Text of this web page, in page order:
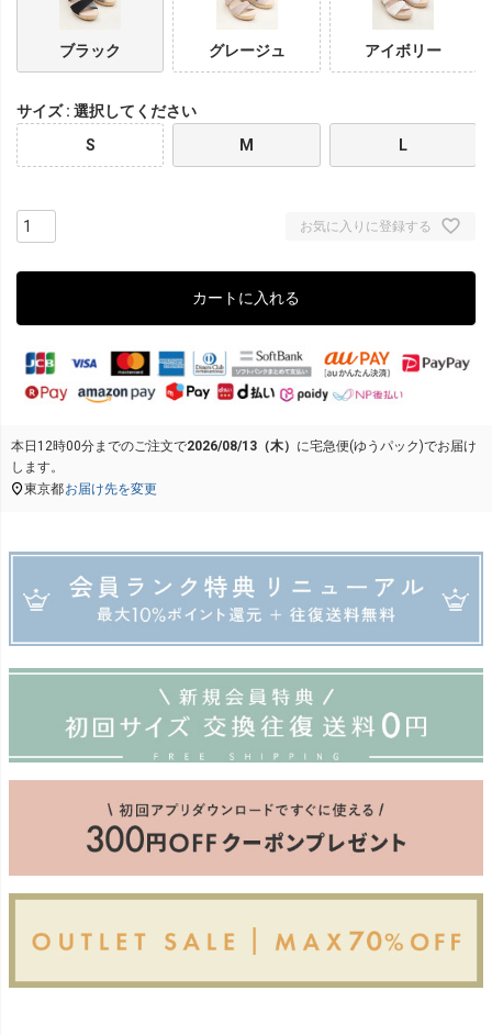
ブラック グレージュ アイボリー
サイズ
選択してください
S
M L
お気に入りに登録する
カートに入れる
本日 12時00分までのご注文で2026/08/13（木） に宅急便(ゆうパック)でお届け
します。
東京都お届け先を変更